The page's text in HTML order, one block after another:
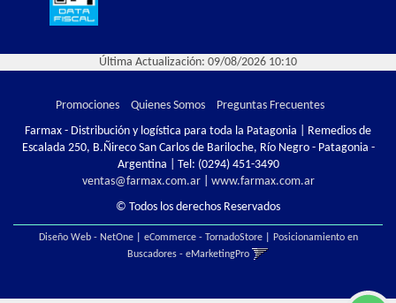
Última Actualización: 09/08/2026 10:10
Promociones Quienes Somos
Preguntas Frecuentes
Farmax - Distribución y logística para toda la Patagonia | Remedios de
Escalada 250, B.Ñireco San Carlos de Bariloche, Río Negro - Patagonia -
Argentina | Tel: (0294) 451-3490
ventas@farmax.com.ar| www.farmax.com.ar
© Todos los derechos Reservados
Diseño Web - NetOne| eCommerce - TornadoStore|
Posicionamiento en
Buscadores - eMarketingPro